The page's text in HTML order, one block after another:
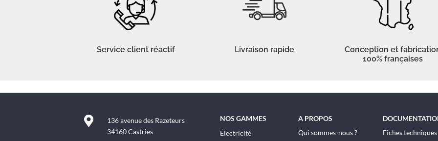
Service client réactif Livraison rapide
Conception et
100% françaises

136 avenue des Razeteurs
34160 Castries
NOS GAMMES
Électricité
A PROPOS
Qui sommes-nous ?
Fiches techniques